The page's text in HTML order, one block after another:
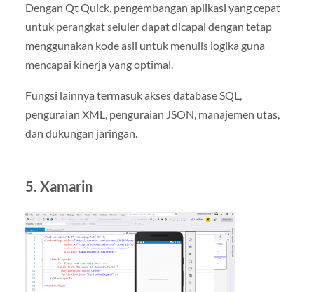
Dengan Qt Quick, pengembangan aplikasi yang cepat
untuk perangkat seluler dapat dicapai dengan tetap
menggunakan kode asli untuk menulis logika guna
mencapai kinerja yang optimal.
Fungsi lainnya termasuk akses database SQL,
penguraian XML, penguraian JSON, manajemen utas,
dan dukungan jaringan.
5. Xamarin